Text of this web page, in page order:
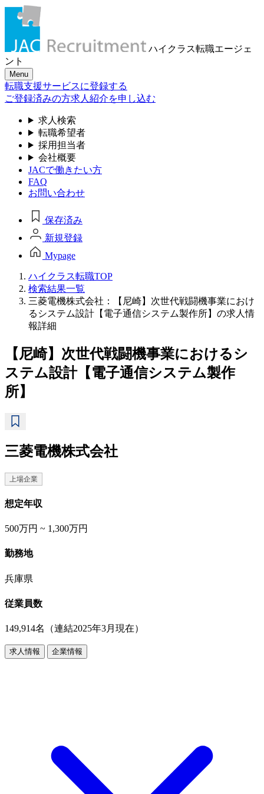
ハイクラス転職エージェ
ント
Menu
転職支援サービスに登録する
ご登録済みの方求人紹介を申し込む
求人検索
転職希望者
採用担当者
会社概要
JACで働きたい方
FAQ
お問い合わせ
保存済み
新規登録
Mypage
ハイクラス転職TOP
検索結果一覧
三菱電機株式会社：【尼崎】次世代戦闘機事業におけ
るシステム設計【電子通信システム製作所】の求人情
報詳細
【尼崎】次世代戦闘機事業におけるシ
ステム設計【電子通信システム製作
所】
三菱電機株式会社
上場企業
想定年収
500万円 ~ 1,300万円
勤務地
兵庫県
従業員数
149,914名（連結2025年3月現在）
求人情報 企業情報